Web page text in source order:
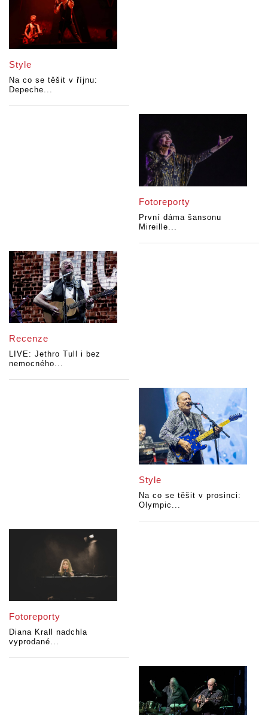
Style
Na co se těšit v říjnu:
Depeche...
Fotoreporty
První dáma šansonu
Mireille...
Recenze
LIVE: Jethro Tull i bez
nemocného...
Style
Na co se těšit v prosinci:
Olympic...
Fotoreporty
Diana Krall nadchla
vyprodané...